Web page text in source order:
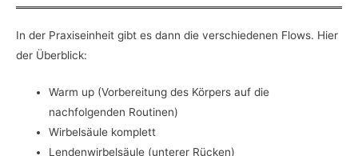
In der Praxiseinheit gibt es dann die verschiedenen Flows. Hier
der Überblick:
Warm up (Vorbereitung des Körpers auf die
nachfolgenden Routinen)
Wirbelsäule komplett
Lendenwirbelsäule (unterer Rücken)